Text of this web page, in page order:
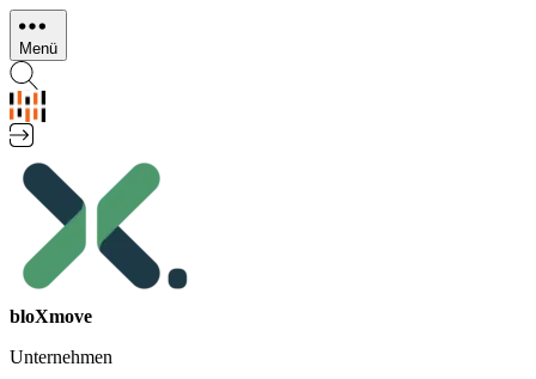
Direkt
zum
Inhalt
Menü
bloXmove
Unternehmen